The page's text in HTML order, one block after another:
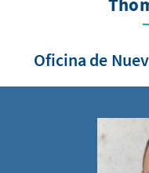
Oficina de